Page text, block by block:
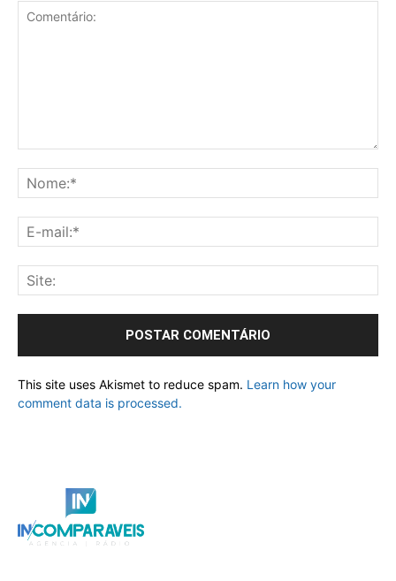
This site uses Akismet to reduce spam. Learn how your
comment data is processed.